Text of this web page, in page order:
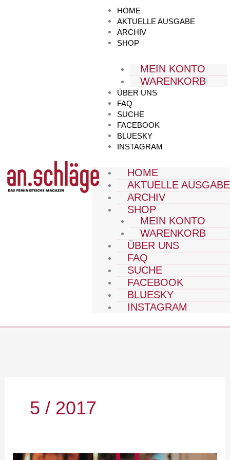
HOME
AKTUELLE AUSGABE
ARCHIV
SHOP
MEIN KONTO
WARENKORB
ÜBER UNS
FAQ
SUCHE
FACEBOOK
BLUESKY
INSTAGRAM
HOME
AKTUELLE AUSGABE
ARCHIV
SHOP
MEIN KONTO
WARENKORB
ÜBER UNS
FAQ
SUCHE
FACEBOOK
BLUESKY
INSTAGRAM
5 / 2017
2017-